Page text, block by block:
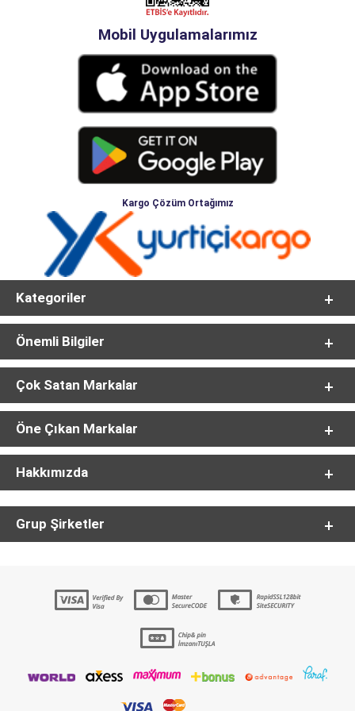
Mobil Uygulamalarımız
Kargo Çözüm Ortağımız
Kategoriler
Önemli Bilgiler
Çok Satan Markalar
Öne Çıkan Markalar
Hakkımızda
Grup Şirketler